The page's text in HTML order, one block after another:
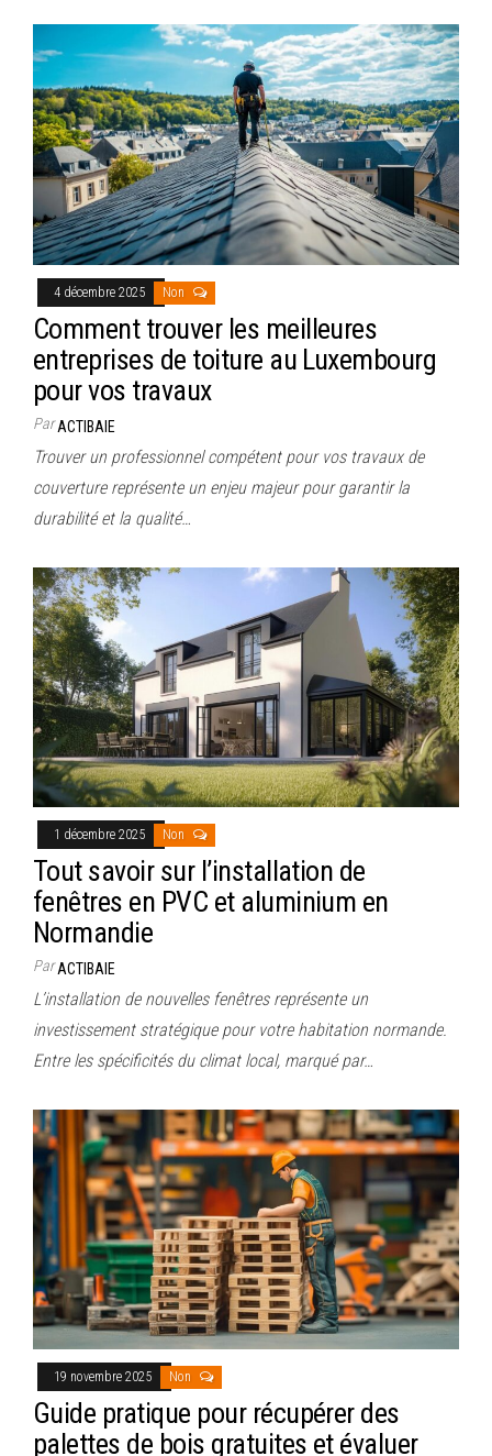
4 décembre 2025 Non
Comment trouver les meilleures
entreprises de toiture au Luxembourg
pour vos travaux
ParACTIBAIE
Trouver un professionnel compétent pour vos travaux de
couverture représente un enjeu majeur pour garantir la
durabilité et la qualité…
1 décembre 2025 Non
Tout savoir sur l’installation de
fenêtres en PVC et aluminium en
Normandie
ParACTIBAIE
L’installation de nouvelles fenêtres représente un
investissement stratégique pour votre habitation normande.
Entre les spécificités du climat local, marqué par…
19 novembre 2025 Non
Guide pratique pour récupérer des
palettes de bois gratuites et évaluer